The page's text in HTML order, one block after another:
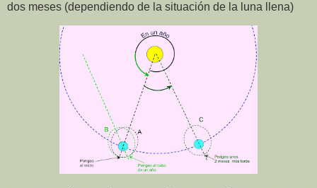
dos meses (dependiendo de la situación de la luna llena)